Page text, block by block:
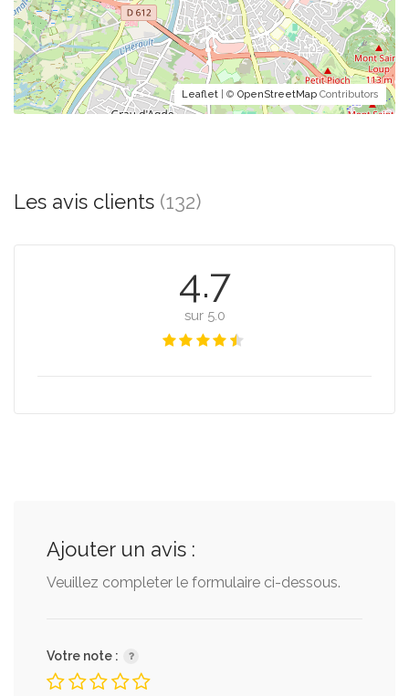
Leaflet | © OpenStreetMap Contributors
Les avis clients (132)
4.7
sur 5.0
Ajouter un avis :
Veuillez completer le formulaire ci-dessous.
Votre note :